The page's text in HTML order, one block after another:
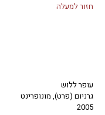
חזור למעלה
עופר ללוש
גרניום (פרט), מונופרינט
2005